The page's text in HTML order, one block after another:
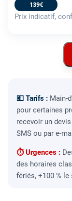
139€
Prix indicatif,
💶 Tarifs : Main-
pour certaines
recevoir un
SMS ou par e-
⏱ Urgences :
des horaires
fériés, +100 %